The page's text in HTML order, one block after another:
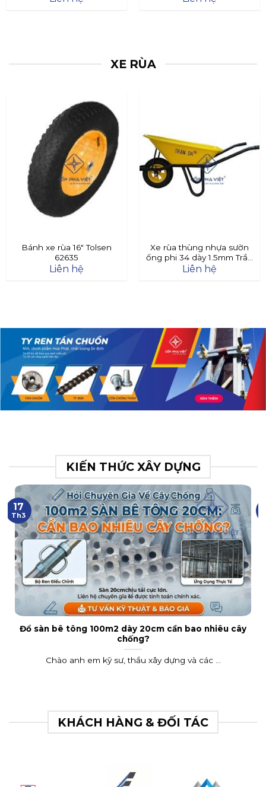
XE RÙA
Bánh xe rùa 16″ Tolsen
62635
Liên hệ
Xe rùa thùng nhựa sườn
ống phi 34 dày 1.5mm Trần
Đà
Liên hệ
KIẾN THỨC XÂY DỰNG
Đổ sàn bê tông 100m2 dày 20cm cần bao nhiêu cây
chống?
Chào anh em kỹ sư, thầu xây dựng và các ...
17
Th3
KHÁCH HÀNG & ĐỐI TÁC